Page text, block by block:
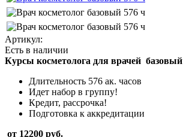
Артикул:
Есть в наличии
Курсы косметолога для врачей базовый
Длительность 576 ак. часов
Идет набор в группу!
Кредит, рассрочка!
Подготовка к аккредитации
от 12200 руб.